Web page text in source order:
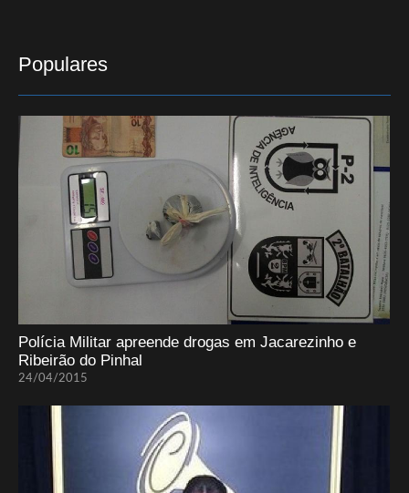
Populares
Polícia Militar apreende drogas em Jacarezinho e
Ribeirão do Pinhal
24/04/2015